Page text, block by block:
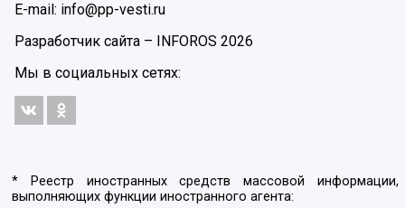
E-mail: info@pp-vesti.ru
Разработчик сайта –
INFOROS 2026
Мы в социальных сетях:
* Реестр иностранных средств массовой информации,
выполняющих функции иностранного агента: